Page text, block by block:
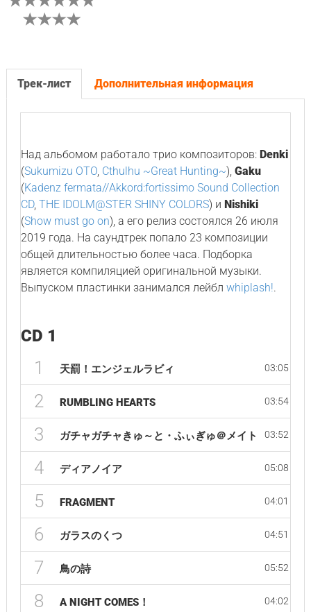
Трек-лист Дополнительная информация
Над альбомом работало трио композиторов: Denki
(Sukumizu OTO, Cthulhu ~Great Hunting~), Gaku
(Kadenz fermata//Akkord:fortissimo Sound Collection
CD, THE IDOLM@STER SHINY COLORS) и Nishiki
(Show must go on), а его релиз состоялся 26 июля
2019 года. На саундтрек попало 23 композиции
общей длительностью более часа. Подборка
является компиляцией оригинальной музыки.
Выпуском пластинки занимался лейбл whiplash!.
CD 1
1 天罰！エンジェルラビィ 03:05
2 RUMBLING HEARTS 03:54
3 ガチャガチャきゅ～と・ふぃぎゅ＠メイト 03:52
4 ディアノイア 05:08
5 FRAGMENT 04:01
6 ガラスのくつ 04:51
7 鳥の詩 05:52
8 A NIGHT COMES！ 04:02